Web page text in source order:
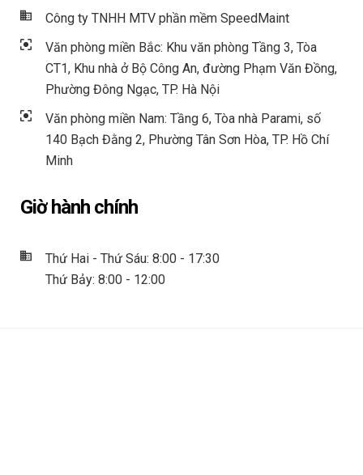
Công ty TNHH MTV phần mềm SpeedMaint
Văn phòng miền Bắc: Khu văn phòng Tầng 3, Tòa
CT1, Khu nhà ở Bộ Công An, đường Phạm Văn Đồng,
Phường Đông Ngạc, TP. Hà Nội
Văn phòng miền Nam: Tầng 6, Tòa nhà Parami, số
140 Bạch Đằng 2, Phường Tân Sơn Hòa, TP. Hồ Chí
Minh
Giờ hành chính
Thứ Hai - Thứ Sáu: 8:00 - 17:30
Thứ Bảy: 8:00 - 12:00